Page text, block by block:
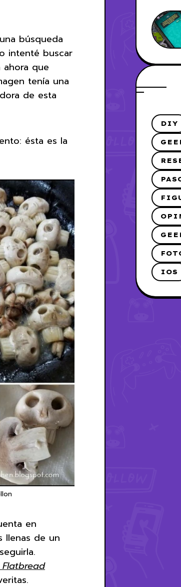
búsqueda
intenté buscar
ahora que
tenía una
de esta
ésta es la
en
llenas de un
DIY
IOS